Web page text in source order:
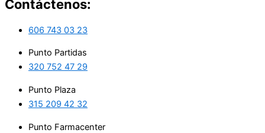
Contáctenos:
606 743 03 23
Punto Partidas
320 752 47 29
Punto Plaza
315 209 42 32
Punto Farmacenter